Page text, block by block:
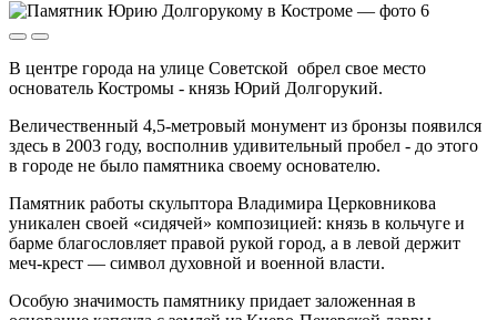
В центре города на улице Советской обрел свое место
основатель Костромы - князь Юрий Долгорукий.
Величественный 4,5-метровый монумент из бронзы появился
здесь в 2003 году, восполнив удивительный пробел - до этого
в городе не было памятника своему основателю.
Памятник работы скульптора Владимира Церковникова
уникален своей «сидячей» композицией: князь в кольчуге и
барме благословляет правой рукой город, а в левой держит
меч-крест — символ духовной и военной власти.
Особую значимость памятнику придает заложенная в